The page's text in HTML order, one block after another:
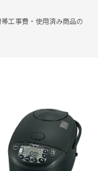
工事費・使用済み商品の